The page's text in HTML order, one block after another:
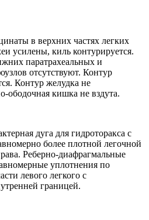
в верхних частях легких
усилены, киль контурируется.
паратрахеальных и
отсутствуют. Контур
Контур желудка не
ободочная кишка не вздута.
дуга для гидроторакса с
более плотной легочной
Реберно-диафрагмальные
уплотнения по
левого легкого с
границей.